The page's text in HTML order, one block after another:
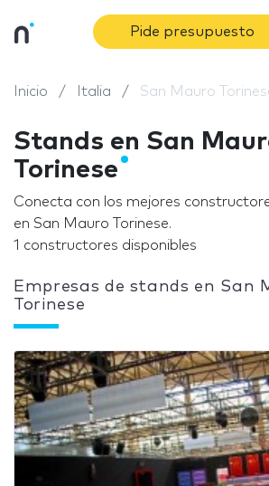
Pide presupuesto
Inicio Italia San Mauro
Stands en San
Torinese
Conecta con los mejores
en San Mauro Torinese.
1 constructores disponibles
Empresas de stands en San
Torinese